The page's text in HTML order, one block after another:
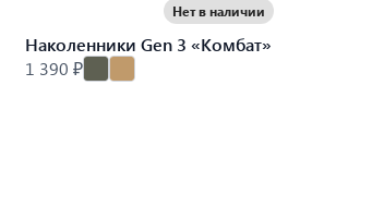
Нет в наличии
Наколенники Gen 3 «Комбат»
1 390 ₽